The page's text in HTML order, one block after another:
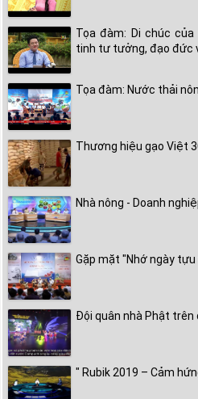
Tọa đàm: Di chúc
tinh tư tưởng, đạo đức
Tọa đàm: Nước thải
Thương hiệu gạo Việt
Nhà nông - Doanh
Gặp mặt "Nhớ ngày
Đội quân nhà Phật
" Rubik 2019 – Cảm